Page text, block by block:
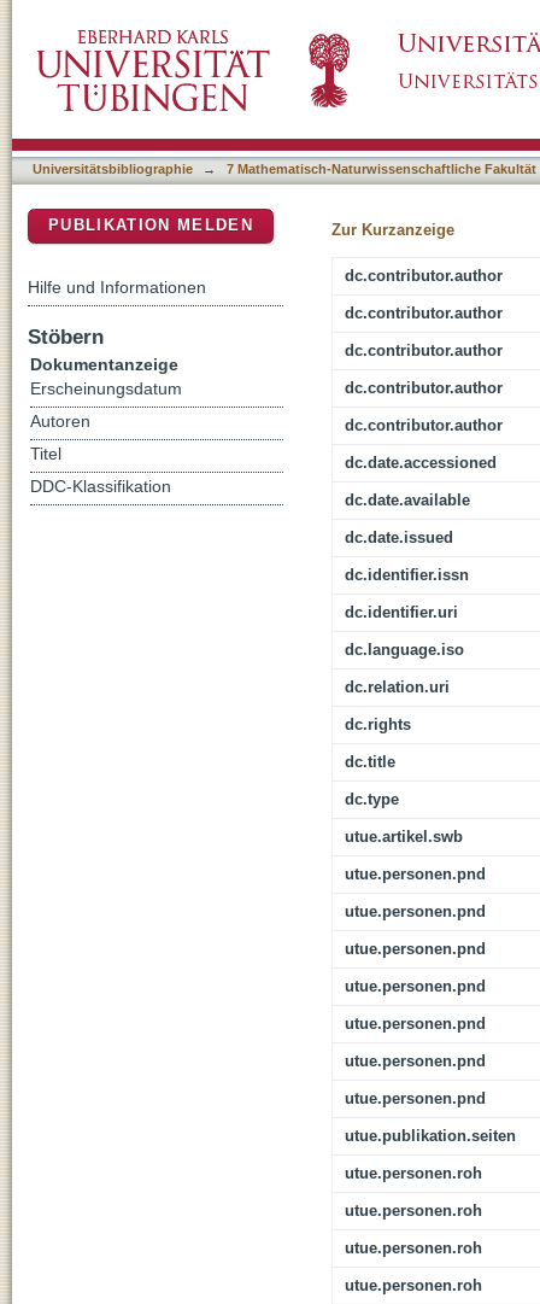
Universitätsbibliographie → 7 Mathematisch-Naturwissenschaftliche Fakultät
Zur Kurzanzeige
dc.contributor.author
dc.contributor.author
dc.contributor.author
dc.contributor.author
dc.contributor.author
dc.date.accessioned
dc.date.available
dc.date.issued
dc.identifier.issn
dc.identifier.uri
dc.language.iso
dc.relation.uri
dc.rights
dc.title
dc.type
utue.artikel.swb
utue.personen.pnd
utue.personen.pnd
utue.personen.pnd
utue.personen.pnd
utue.personen.pnd
utue.personen.pnd
utue.personen.pnd
utue.publikation.seiten
utue.personen.roh
utue.personen.roh
utue.personen.roh
utue.personen.roh
PUBLIKATION MELDEN
Hilfe und Informationen
Stöbern
Dokumentanzeige
Erscheinungsdatum
Autoren
Titel
DDC-Klassifikation